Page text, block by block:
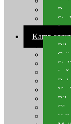
Kamp